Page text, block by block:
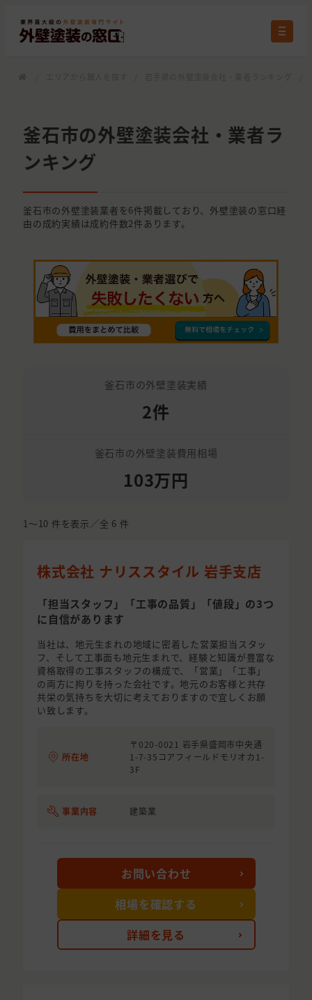
釜石市の外壁塗装会社・業者ラ
ンキング
釜石市の外壁塗装業者を6件掲載しており、外壁塗装の窓口経
由の成約実績は成約件数2件あります。
釜石市の外壁塗装実績
2件
釜石市の外壁塗装費用相場
103万円
1〜10 件を表示／全 6 件
株式会社 ナリススタイル 岩手支店
「担当スタッフ」「工事の品質」「値段」の3つ
に自信があります
当社は、地元生まれの地域に密着した営業担当スタッ
フ、そして工事面も地元生まれで、経験と知識が豊富な
資格取得の工事スタッフの構成で、「営業」「工事」
の両方に拘りを持った会社です。地元のお客様と共存
共栄の気持ちを大切に考えておりますので宜しくお願
い致します。
所在地
〒020-0021 岩手県盛岡市中央通
1-7-35コアフィールドモリオカ1-
3F
事業内容 建築業
詳細を見る
お問い合わせ
相場を確認する